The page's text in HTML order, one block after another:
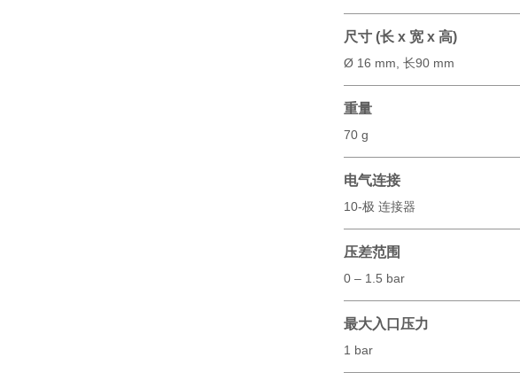
尺寸 (长 x 宽 x 高)
Ø 16 mm, 长90 mm
重量
70 g
电气连接
10-极 连接器
压差范围
0 – 1.5 bar
最大入口压力
1 bar